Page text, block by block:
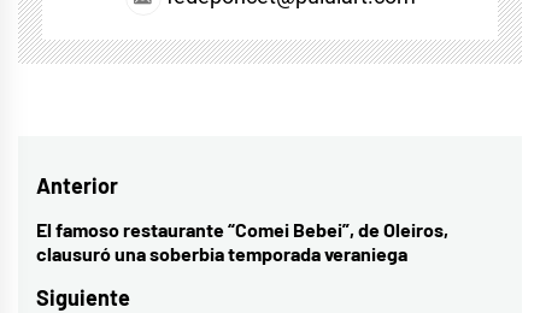
Navegación
de
Anterior
Entrada
anterior:
El famoso restaurante “Comei Bebei”, de Oleiros,
clausuró una soberbia temporada veraniega
Siguiente